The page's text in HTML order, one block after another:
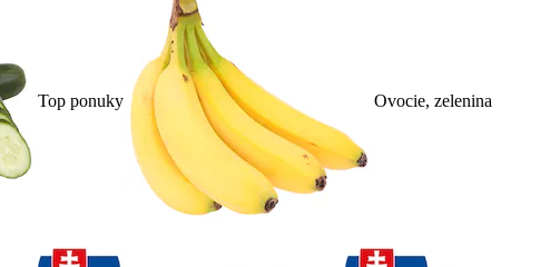
Top ponuky Ovocie, zelenina